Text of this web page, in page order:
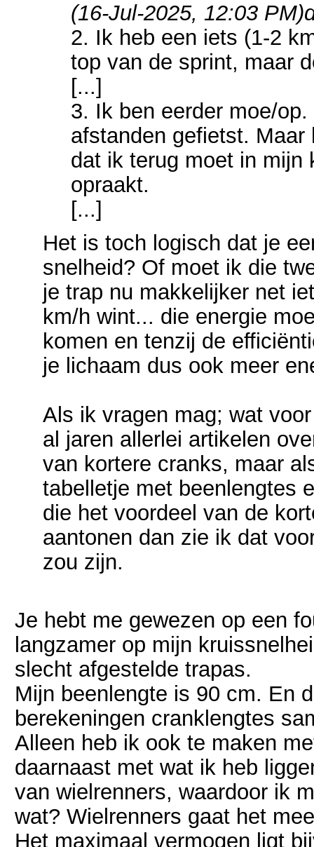
(16-Jul-2025, 12:03 PM)
2. Ik heb een iets (1-2
top van de sprint, maar
[...]
3. Ik ben eerder moe/
afstanden gefietst.
dat ik terug moet in mijn
opraakt.
[...]
Het is toch logisch dat je
snelheid? Of moet ik die
je trap nu makkelijker net
km/h wint... die energie
komen en tenzij de
je lichaam dus ook meer
Als ik vragen mag; wat
al jaren allerlei artikelen
van kortere cranks, maar
tabelletje met beenlengtes
die het voordeel van de
aantonen dan zie ik dat
zou zijn.
Je hebt me gewezen op een
langzamer op mijn
slecht afgestelde trapas.
Mijn beenlengte is 90 cm. En
berekeningen cranklengtes
Alleen heb ik ook te maken
daarnaast met wat ik heb
van wielrenners, waardoor ik
wat? Wielrenners gaat het
Het maximaal vermogen ligt